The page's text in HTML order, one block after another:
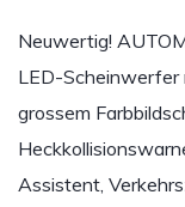
Neuwertig!
LED-Scheinwerfer
grossem
Assistent,